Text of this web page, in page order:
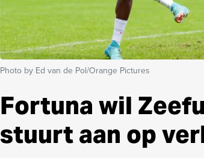
Photo by Ed van de Pol/Orange Pictures
Fortuna wil
stuurt aan op